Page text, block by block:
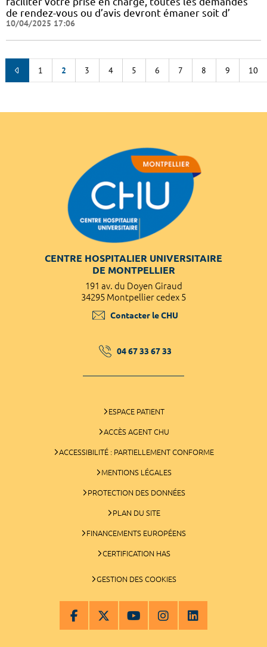
de rendez-vous ou d’avis devront émaner soit d’
10/04/2025 17:06
1 2 3 4 5 6 7 8 9 10
CENTRE HOSPITALIER UNIVERSITAIRE
DE MONTPELLIER
191 av. du Doyen Giraud
34295 Montpellier cedex 5
Contacter le CHU
04 67 33 67 33
ESPACE PATIENT
ACCÈS AGENT CHU
ACCESSIBILITÉ : PARTIELLEMENT CONFORME
MENTIONS LÉGALES
PROTECTION DES DONNÉES
PLAN DU SITE
FINANCEMENTS EUROPÉENS
CERTIFICATION HAS
GESTION DES COOKIES